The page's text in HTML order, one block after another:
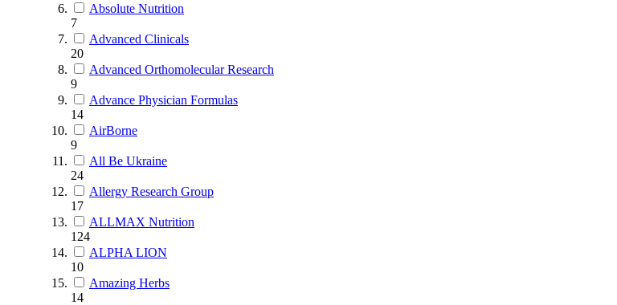
Absolute Nutrition
7
Advanced Clinicals
20
Advanced Orthomolecular Research
9
Advance Physician Formulas
14
AirBorne
9
All Be Ukraine
24
Allergy Research Group
17
ALLMAX Nutrition
124
ALPHA LION
10
Amazing Herbs
14